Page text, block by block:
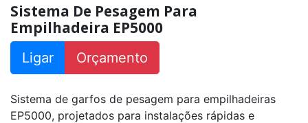
Sistema De Pesagem Para
Empilhadeira EP5000
Ligar Orçamento
Sistema de garfos de pesagem para empilhadeiras
EP5000, projetados para instalações rápidas e